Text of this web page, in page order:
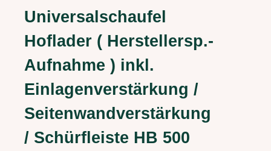
Universalschaufel
Hoflader ( Herstellersp.-
Aufnahme ) inkl.
Einlagenverstärkung /
Seitenwandverstärkung
/ Schürfleiste HB 500